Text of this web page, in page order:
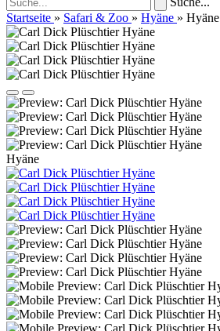
Startseite » Safari & Zoo » Hyäne » Hyäne
Hyäne